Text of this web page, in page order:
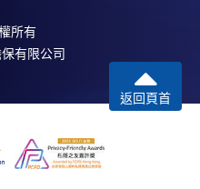
所有
有限公司
返回頁首